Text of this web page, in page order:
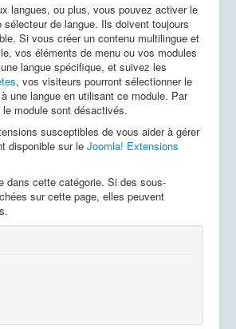
langues, ou plus, vous pouvez activer le
sélecteur de langue. Ils doivent toujours
Si vous créer un contenu multilingue et
vos éléments de menu ou vos modules
langue spécifique, et suivez les
, vos visiteurs pourront sélectionner le
une langue en utilisant ce module. Par
module sont désactivés.
susceptibles de vous aider à gérer
disponible sur le Joomla! Extensions
dans cette catégorie. Si des sous-
sur cette page, elles peuvent